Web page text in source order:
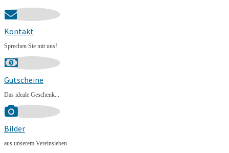
Kontakt
Sprechen Sie mit uns!
Gutscheine
Das ideale Geschenk...
Bilder
aus unserem Vereinsleben